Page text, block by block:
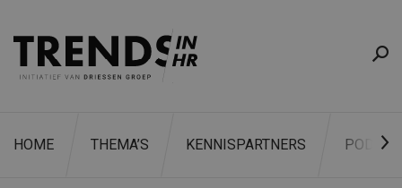
HOME THEMA’S KENNISPARTNERS